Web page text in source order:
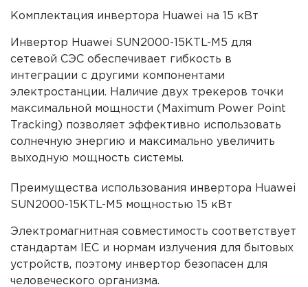
Комплектация инвертора Huawei на 15 кВт
Инвертор Huawei SUN2000-15KTL-M5 для
сетевой СЭС обеспечивает гибкость в
интеграции с другими компонентами
электростанции. Наличие двух трекеров точки
максимальной мощности (Maximum Power Point
Tracking) позволяет эффективно использовать
солнечную энергию и максимально увеличить
выходную мощность системы.
Преимущества использования инвертора Huawei
SUN2000-15KTL-M5 мощностью 15 кВт
Электромагнитная совместимость соответствует
стандартам IEC и нормам излучения для бытовых
устройств, поэтому инвертор безопасен для
человеческого организма.